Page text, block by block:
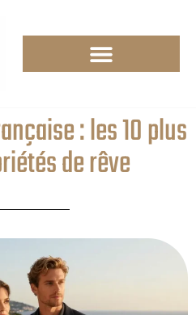
: les 10 plus
de rêve